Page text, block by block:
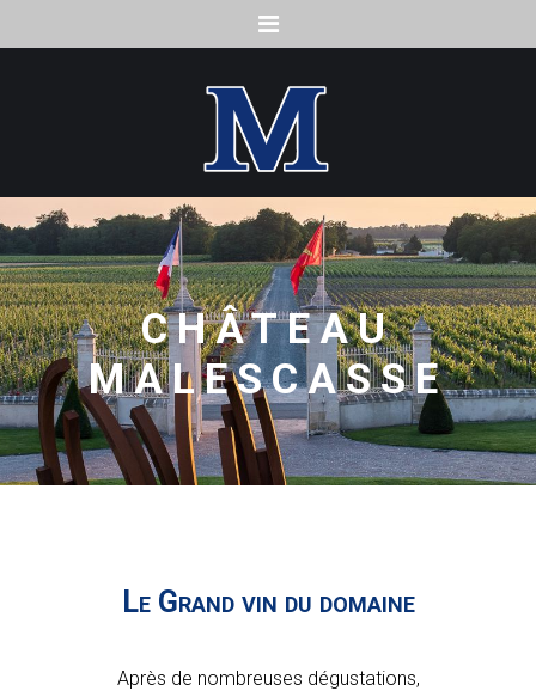
CHÂTEAU
MALESCASSE
Le Grand vin du domaine
Après de nombreuses dégustations,